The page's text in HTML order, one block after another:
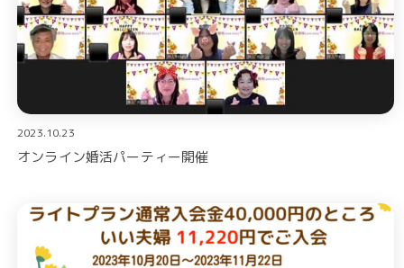
2023.10.23
オンライン婚活パーティー開催